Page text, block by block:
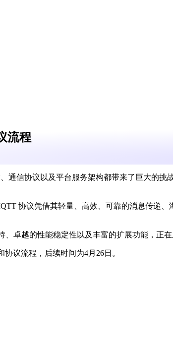
流程
通信协议以及平台服务架构都带来了巨大的
协议凭借其轻量、高效、可靠的消息传递
卓越的性能稳定性以及丰富的扩展功能，正在
议流程，后续时间为4月26日。